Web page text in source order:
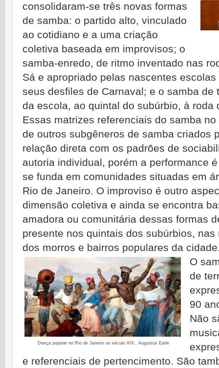
consolidaram-se três novas formas
de samba: o partido alto, vinculado
ao cotidiano e a uma criação
coletiva baseada em improvisos; o
samba-enredo, de ritmo inventado nas
Sá e apropriado pelas nascentes
seus desfiles de Carnaval; e o samba de
da escola, ao quintal do subúrbio, à roda
Essas matrizes referenciais do samba
de outros subgêneros de samba criados
relação direta com os padrões de
autoria individual, porém a performance
se funda em comunidades situadas em
Rio de Janeiro. O improviso é outro
dimensão coletiva e ainda se encontra
amadora ou comunitária dessas formas
presente nos quintais dos subúrbios,
dos morros e bairros populares da
Dança popular no Rio de Janeiro no século XIX., Augustus Earle
O
de
90
Não
e referenciais de pertencimento. São